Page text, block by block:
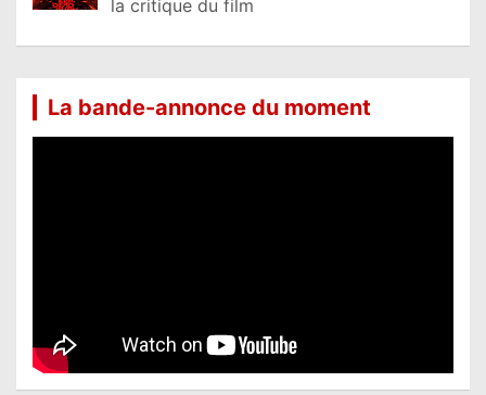
la critique du film
La bande-annonce du moment